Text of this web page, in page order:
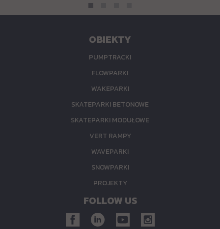
OBIEKTY
PUMPTRACKI
FLOWPARKI
WAKEPARKI
SKATEPARKI BETONOWE
SKATEPARKI MODUŁOWE
VERT RAMPY
WAVEPARKI
SNOWPARKI
PROJEKTY
FOLLOW US